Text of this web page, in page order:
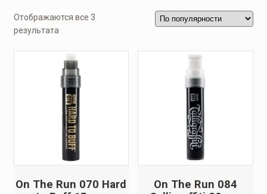
Отображаются все 3
результата
On The Run 070 Hard
On The Run 084